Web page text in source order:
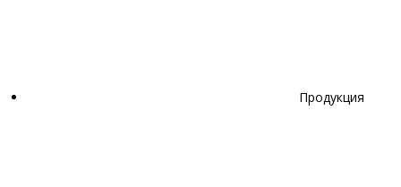
Продукция